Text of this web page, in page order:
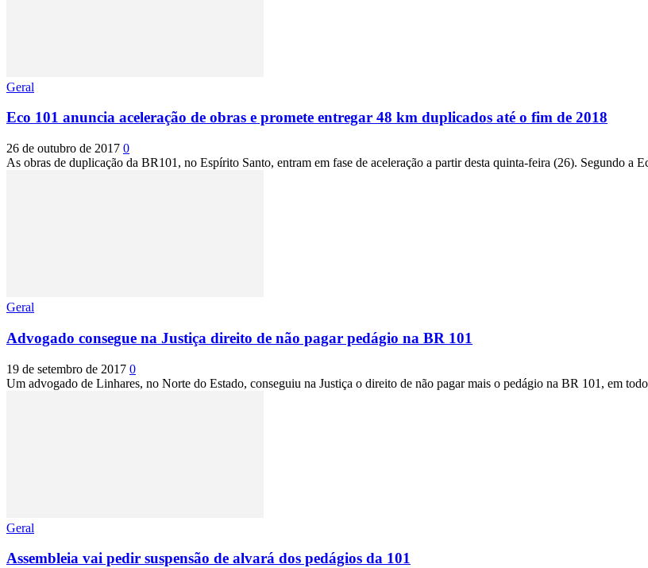
Geral
Eco 101 anuncia aceleração de obras e promete entregar 48 km duplicados até o fim de 2018
26 de outubro de 2017 0
As obras de duplicação da BR101, no Espírito Santo, entram em fase de aceleração a partir desta quinta-feira (26). Segundo a
Geral
Advogado consegue na Justiça direito de não pagar pedágio na BR 101
19 de setembro de 2017 0
Um advogado de Linhares, no Norte do Estado, conseguiu na Justiça o direito de não pagar mais o pedágio na BR 101, em
Geral
Assembleia vai pedir suspensão de alvará dos pedágios da 101